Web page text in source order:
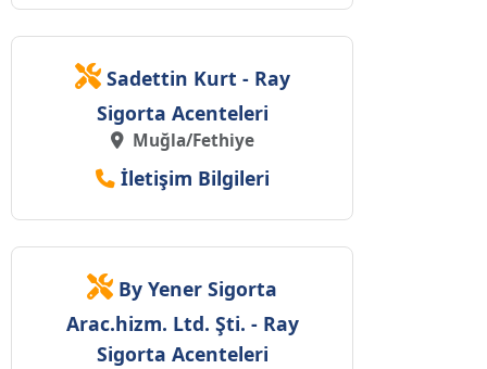
Sadettin Kurt - Ray
Sigorta Acenteleri
Muğla/Fethiye
İletişim Bilgileri
By Yener Sigorta
Arac.hizm. Ltd. Şti. - Ray
Sigorta Acenteleri